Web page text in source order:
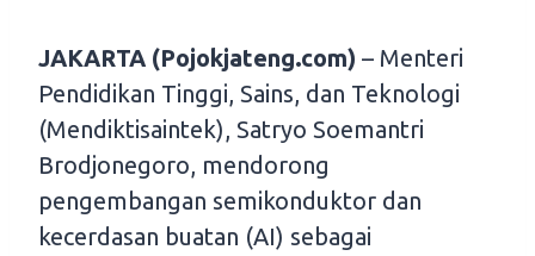
JAKARTA (Pojokjateng.com) – Menteri
Pendidikan Tinggi, Sains, dan Teknologi
(Mendiktisaintek), Satryo Soemantri
Brodjonegoro, mendorong
pengembangan semikonduktor dan
kecerdasan buatan (AI) sebagai